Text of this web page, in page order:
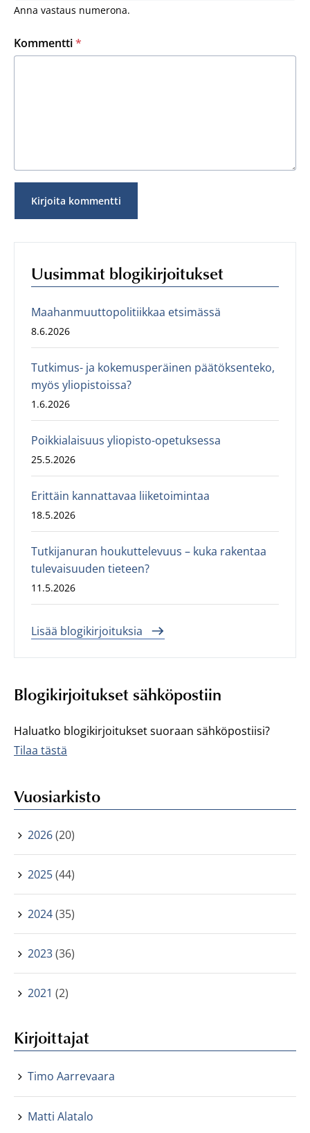
Anna vastaus numerona.
Kommentti*
Uusimmat blogikirjoitukset
Maahanmuuttopolitiikkaa etsimässä
8.6.2026
Tutkimus- ja kokemusperäinen päätöksenteko,
myös yliopistoissa?
1.6.2026
Poikkialaisuus yliopisto-opetuksessa
25.5.2026
Erittäin kannattavaa liiketoimintaa
18.5.2026
Tutkijanuran houkuttelevuus – kuka rakentaa
tulevaisuuden tieteen?
11.5.2026
Lisää blogikirjoituksia
Blogikirjoitukset sähköpostiin
Haluatko blogikirjoitukset suoraan sähköpostiisi?
Tilaa tästä
Vuosiarkisto
2026(20)
2025(44)
2024(35)
2023(36)
2021 (2)
Kirjoittajat
Timo Aarrevaara
Matti Alatalo